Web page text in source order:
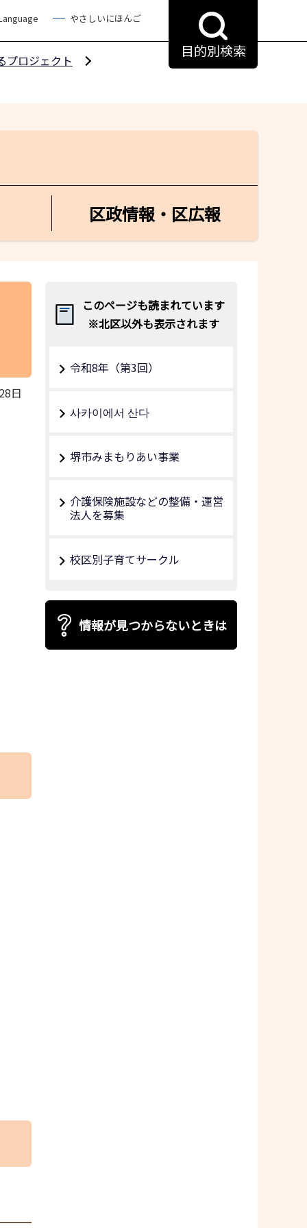
やさしいにほんご
目的別検索
プロジェクト
区政情報・区広報
日
このページも読まれています
※北区以外も表示されます
令和8年（第3回）
사카이에서 산다
堺市みまもりあい事業
介護保険施設などの整備・運営
法人を募集
校区別子育てサークル
情報が見つからないときは